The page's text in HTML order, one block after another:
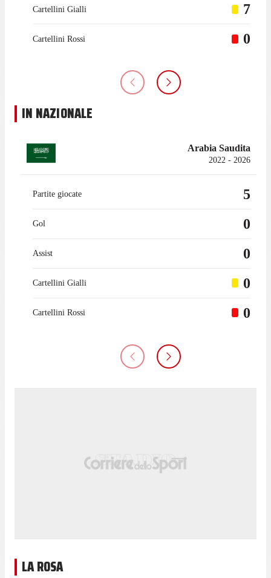
Cartellini Gialli 7
Cartellini Rossi 0
IN NAZIONALE
Arabia Saudita
2022 - 2026
Partite giocate 5
Gol 0
Assist 0
Cartellini Gialli 0
Cartellini Rossi 0
LA ROSA